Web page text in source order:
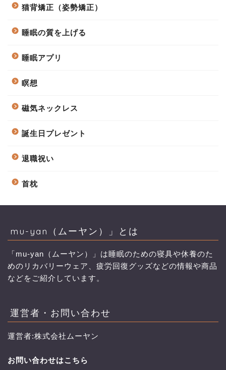
猫背矯正（姿勢矯正）
睡眠の質を上げる
睡眠アプリ
瞑想
磁気ネックレス
誕生日プレゼント
退職祝い
首枕
mu-yan（ムーヤン）」とは
「mu-yan（ムーヤン）」は睡眠のための寝具や休養のた
めのリカバリーウェア、疲労回復グッズなどの情報や商品
などをご紹介しています。
運営者・お問い合わせ
運営者:株式会社ムーヤン
お問い合わせはこちら